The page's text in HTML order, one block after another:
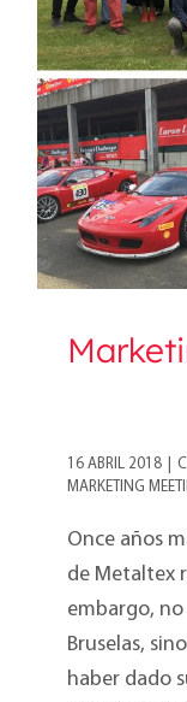
16 ABRIL 2018
MARKETING
Once años
de Metaltex
embargo,
Bruselas,
haber dado